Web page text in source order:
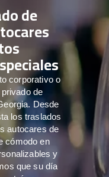
de
corporativo o
de
Desde
los traslados
autocares de
cómodo en
y
que su día